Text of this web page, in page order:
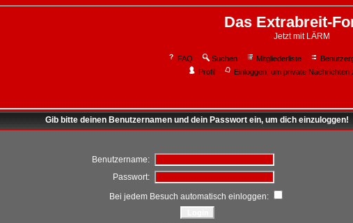
Das Extrabreit-
Jetzt mit LÄRM
FAQ Suchen Mitgliederliste
Profil
Einloggen, um private Nachrichten
Gib bitte deinen Benutzernamen und dein Passwort ein, um dich einzuloggen!
Benutzername:
Passwort:
Bei jedem Besuch automatisch einloggen: